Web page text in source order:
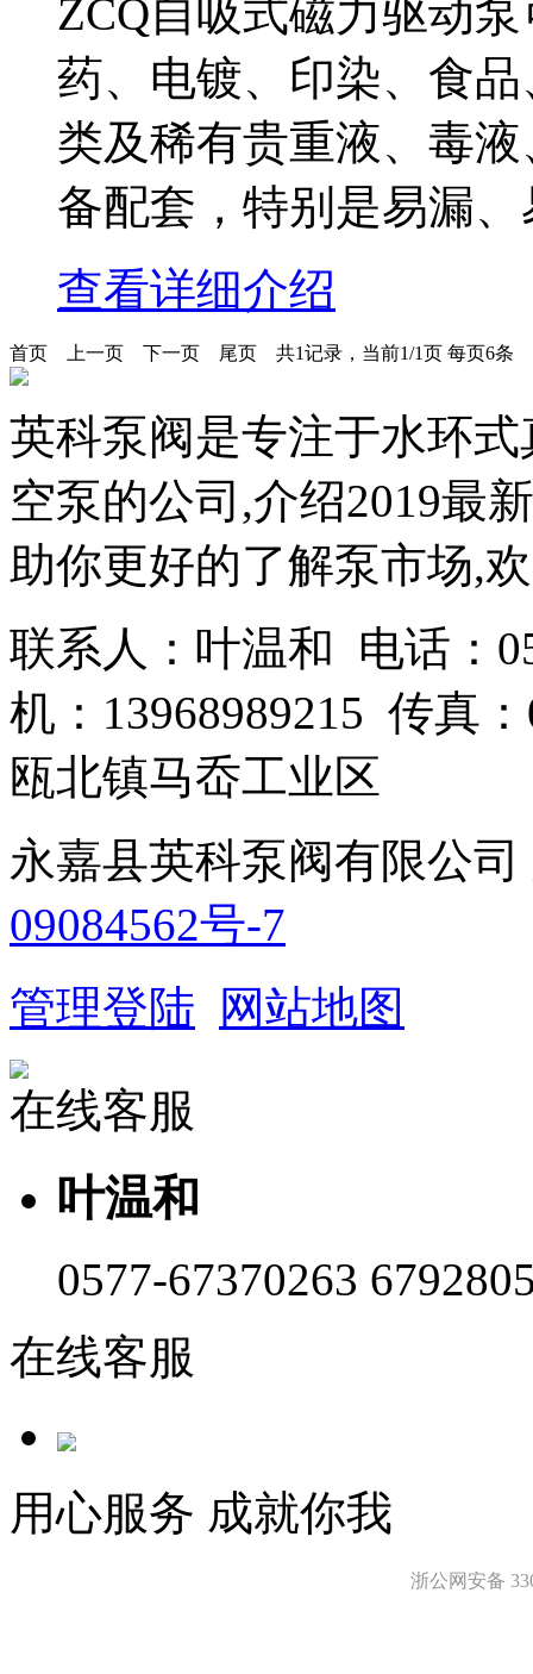
ZCQ自吸式磁力驱动
药、电镀、印染、食
类及稀有贵重液、毒
备配套，特别是易漏
查看详细介绍
首页 上一页 下一页 尾页 共1记录，当前1/1页 每页6条
英科泵阀是专注于水环
空泵的公司,介绍2019最
助你更好的了解泵市场,
联系人：叶温和 电话：
机：13968989215 传真
瓯北镇马岙工业区
永嘉县英科泵阀有限公
09084562号-7
管理登陆
网站地图
在线客服
叶温和
0577-67370263
在线客服
用心服务 成就你我
浙公网安备